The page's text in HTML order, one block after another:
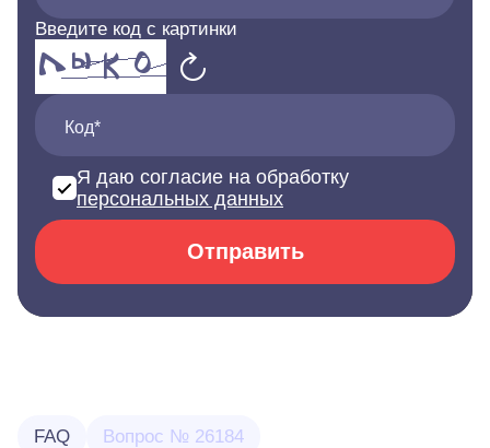
Введите код с картинки
Код*
Я даю согласие на обработку
персональных данных
Отправить
FAQ Вопрос № 26184